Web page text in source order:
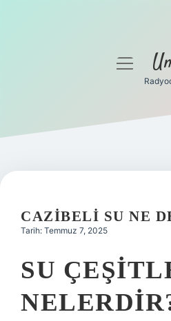
Gizlilik Politikası
Yasal Uyarı
menüyü
CAZIBELI SU NE
Tarih: Temmuz 7, 2025
SU